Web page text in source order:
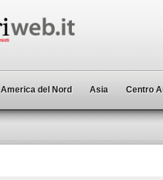
America del Nord Asia Centro